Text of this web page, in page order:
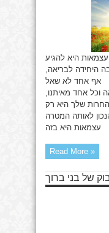
היא להגיע
היחידה לבריאה,
אף אחד לא שאל
וכל אחד מאיתנו,
החרות שלך היא רק
לאותה המטרה
Read More »
של בני ברוך